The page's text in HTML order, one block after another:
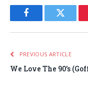
FacebookTwitter
PREVIOUS ARTICLE
We Love The 90’s